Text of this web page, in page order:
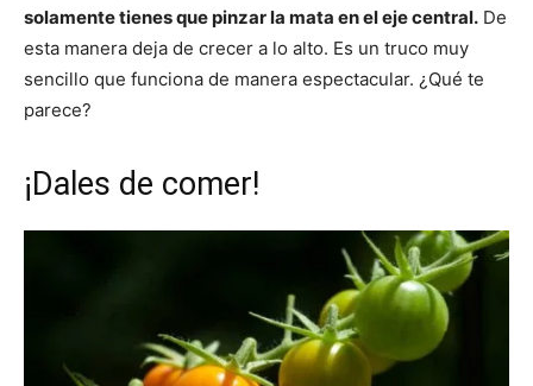
solamente tienes que pinzar la mata en el eje central. De
esta manera deja de crecer a lo alto. Es un truco muy
sencillo que funciona de manera espectacular. ¿Qué te
parece?
¡Dales de comer!